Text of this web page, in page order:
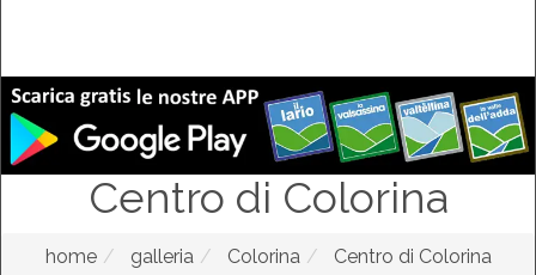
Centro di Colorina
home galleria Colorina Centro di Colorina